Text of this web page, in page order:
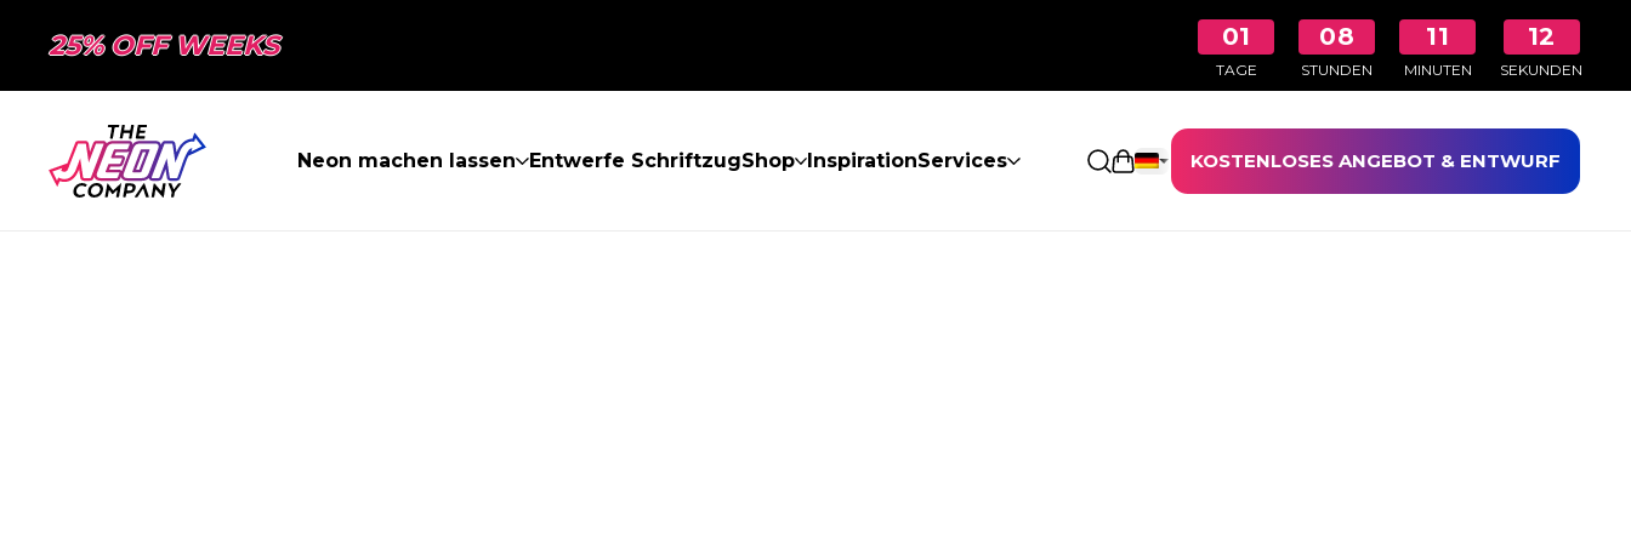
25% OFF WEEKS 01
TAGE
08
STUNDEN
11
MINUTEN
11
SEKUNDEN
Neon machen lassen Entwerfe SchriftzugShop InspirationServices Einkaufswagen öffnen
KOSTENLOSES ANGEBOT & ENTWURF